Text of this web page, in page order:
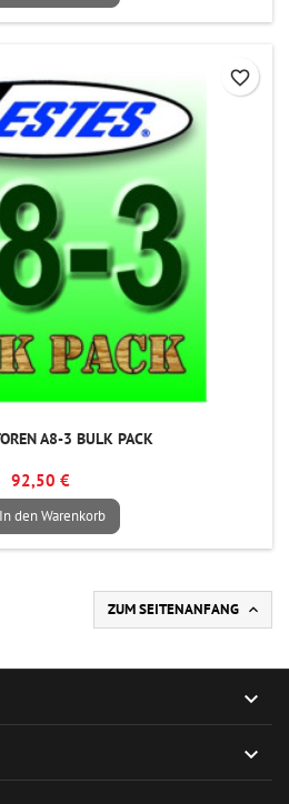
A8-3 BULK PACK
92,50 €
In den Warenkorb
favorite_border
ZUM SEITENANFANG 

